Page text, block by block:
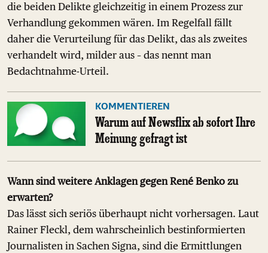
die beiden Delikte gleichzeitig in einem Prozess zur
Verhandlung gekommen wären. Im Regelfall fällt
daher die Verurteilung für das Delikt, das als zweites
verhandelt wird, milder aus – das nennt man
Bedachtnahme-Urteil.
KOMMENTIEREN
Warum auf Newsflix ab sofort Ihre
Meinung gefragt ist
Wann sind weitere Anklagen gegen René Benko zu
erwarten?
Das lässt sich seriös überhaupt nicht vorhersagen. Laut
Rainer Fleckl, dem wahrscheinlich bestinformierten
Journalisten in Sachen Signa, sind die Ermittlungen